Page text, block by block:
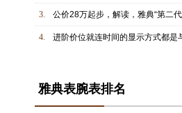
3. 公价28万起步，解读，雅典“第二
4. 进阶价位就连时间的显示方式都是
雅典表腕表排名